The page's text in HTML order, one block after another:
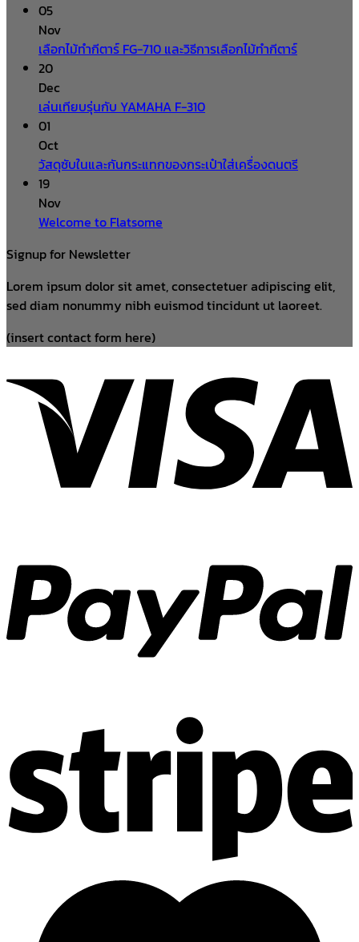
05
Nov
เลือกไม้ทำกีตาร์ FG-710 และวิธีการเลือกไม้ทำกีตาร์
20
Dec
เล่นเทียบรุ่นกับ YAMAHA F-310
01
Oct
วัสดุซับในและกันกระแทกของกระเป๋าใส่เครื่องดนตรี
19
Nov
Welcome to Flatsome
Signup for Newsletter
Lorem ipsum dolor sit amet, consectetuer adipiscing elit,
sed diam nonummy nibh euismod tincidunt ut laoreet.
(insert contact form here)